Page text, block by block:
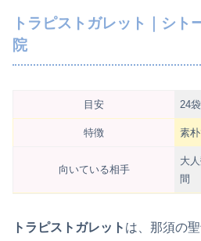
トラピストガレット｜シト
院
目安 24
特徴 素
向いている相手
大
間
トラピストガレット は、那須の